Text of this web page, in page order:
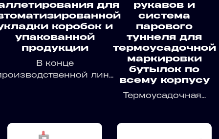
для
коробок и
упакованной
продукции
В конце
лин...
рукавов и
система
парового
туннеля для
термоусадочной
маркировки
бутылок по
всему корпусу
Термоусадочная...